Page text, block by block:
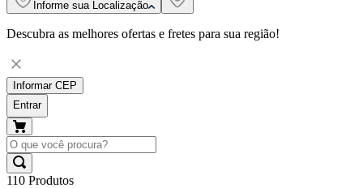
Informe sua Localização
Descubra as melhores ofertas e fretes para sua região!
Informar CEP
Entrar
110 Produtos